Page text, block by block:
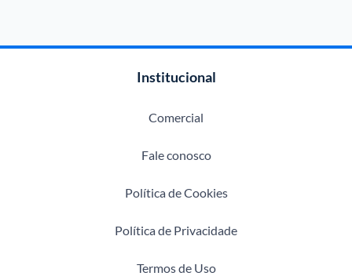
Institucional
Comercial
Fale conosco
Política de Cookies
Política de Privacidade
Termos de Uso